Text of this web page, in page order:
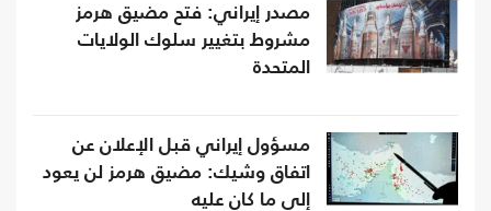
مصدر إيراني: فتح مضيق هرمز
مشروط بتغيير سلوك الولايات
المتحدة
مسؤول إيراني قبل الإعلان عن
اتفاق وشيك: مضيق هرمز لن يعود
إلى ما كان عليه